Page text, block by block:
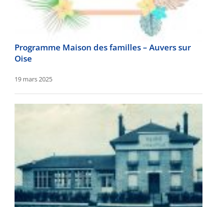
Programme Maison des familles – Auvers sur
Oise
19 mars 2025